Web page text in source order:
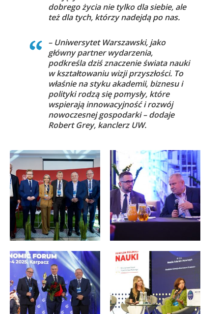
dobrego życia nie tylko dla siebie, ale
też dla tych, którzy nadejdą po nas.
– Uniwersytet Warszawski, jako
główny partner wydarzenia,
podkreśla dziś znaczenie świata nauki
w kształtowaniu wizji przyszłości. To
właśnie na styku akademii, biznesu i
polityki rodzą się pomysły, które
wspierają innowacyjność i rozwój
nowoczesnej gospodarki – dodaje
Robert Grey, kanclerz UW.